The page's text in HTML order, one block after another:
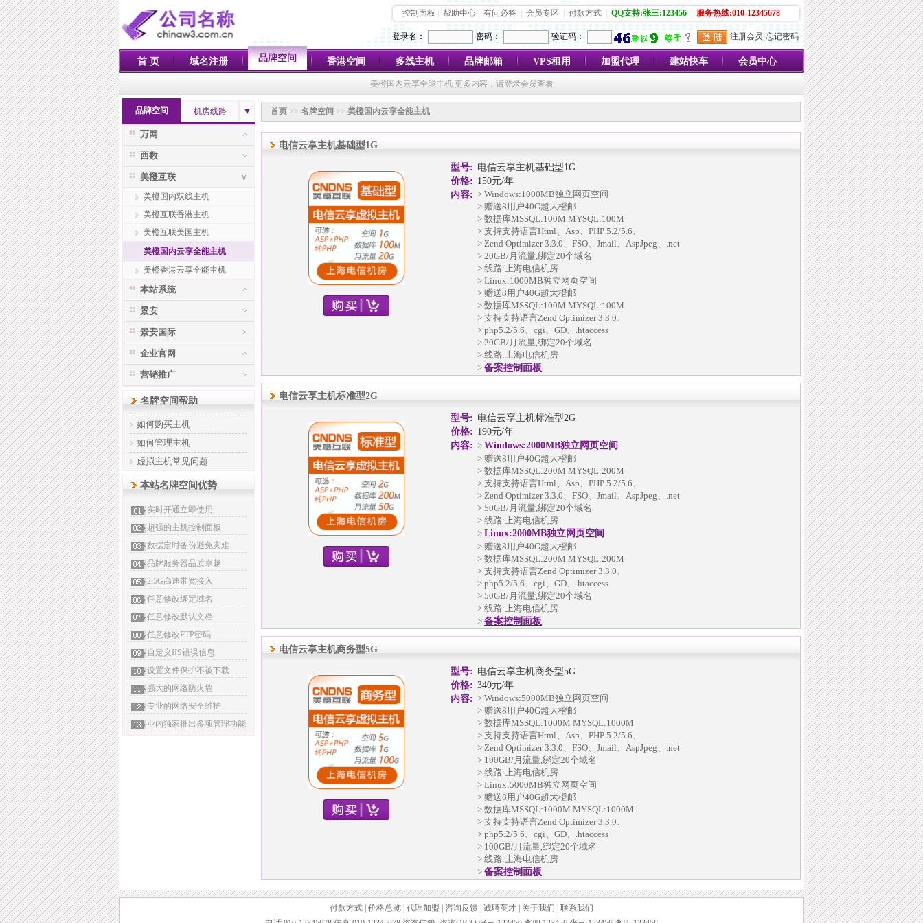
控制面板 帮助中心 有问必答 会员专区 付款方式 QQ支持:张三:123456 服务热线:010-12345678
登录名： 密码： 验证码： 注册会员 忘记密码
首 页 域名注册 品牌空间 香港空间 多线主机 品牌邮箱 VPS租用 加盟代理 建站快车 会员中心
美橙国内云享全能主机 更多内容，请登录会员查看
品牌空间 机房线路 ▼
>
万网
>
西数
∨
美橙互联
美橙国内双线主机
美橙互联香港主机
美橙互联美国主机
美橙国内云享全能主机
美橙香港云享全能主机
>
本站系统
>
景安
>
景安国际
>
企业官网
>
营销推广
名牌空间帮助
如何购买主机
如何管理主机
虚拟主机常见问题
本站名牌空间优势
实时开通立即使用
超强的主机控制面板
数据定时备份避免灾难
品牌服务器品质卓越
2.5G高速带宽接入
任意修改绑定域名
任意修改默认文档
任意修改FTP密码
自定义IIS错误信息
设置文件保护不被下载
强大的网络防火墙
专业的网络安全维护
业内独家推出多项管理功能
首页 >> 名牌空间 >> 美橙国内云享全能主机
电信云享主机基础型1G
型号: 电信云享主机基础型1G
价格: 150元/年
内容: > Windows:1000MB独立网页空间
> 赠送8用户40G超大橙邮
> 数据库MSSQL:100M MYSQL:100M
> 支持支持语言Html、Asp、PHP 5.2/5.6、
> Zend Optimizer 3.3.0、FSO、Jmail、AspJpeg、.net
> 20GB/月流量,绑定20个域名
> 线路:上海电信机房
> Linux:1000MB独立网页空间
> 赠送8用户40G超大橙邮
> 数据库MSSQL:100M MYSQL:100M
> 支持支持语言Zend Optimizer 3.3.0、
> php5.2/5.6、cgi、GD、.htaccess
> 20GB/月流量,绑定20个域名
> 线路:上海电信机房
> 备案控制面板
电信云享主机标准型2G
型号: 电信云享主机标准型2G
价格: 190元/年
内容: > Windows:2000MB独立网页空间
> 赠送8用户40G超大橙邮
> 数据库MSSQL:200M MYSQL:200M
> 支持支持语言Html、Asp、PHP 5.2/5.6、
> Zend Optimizer 3.3.0、FSO、Jmail、AspJpeg、.net
> 50GB/月流量,绑定20个域名
> 线路:上海电信机房
> Linux:2000MB独立网页空间
> 赠送8用户40G超大橙邮
> 数据库MSSQL:200M MYSQL:200M
> 支持支持语言Zend Optimizer 3.3.0、
> php5.2/5.6、cgi、GD、.htaccess
> 50GB/月流量,绑定20个域名
> 线路:上海电信机房
> 备案控制面板
电信云享主机商务型5G
型号: 电信云享主机商务型5G
价格: 340元/年
内容: > Windows:5000MB独立网页空间
> 赠送8用户40G超大橙邮
> 数据库MSSQL:1000M MYSQL:1000M
> 支持支持语言Html、Asp、PHP 5.2/5.6、
> Zend Optimizer 3.3.0、FSO、Jmail、AspJpeg、.net
> 100GB/月流量,绑定20个域名
> 线路:上海电信机房
> Linux:5000MB独立网页空间
> 赠送8用户40G超大橙邮
> 数据库MSSQL:1000M MYSQL:1000M
> 支持支持语言Zend Optimizer 3.3.0、
> php5.2/5.6、cgi、GD、.htaccess
> 100GB/月流量,绑定20个域名
> 线路:上海电信机房
> 备案控制面板
付款方式 价格总览 代理加盟 咨询反馈 诚聘英才 关于我们
联系我们